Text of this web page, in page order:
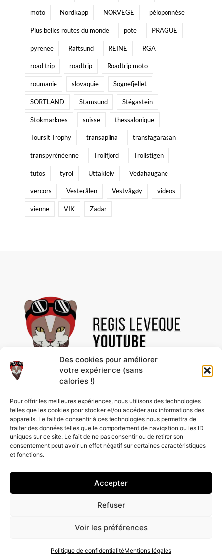
Des cookies pour améliorer
votre expérience (sans
calories !)
Pour offrir les meilleures expériences, nous utilisons des technologies
telles que les cookies pour stocker et/ou accéder aux informations des
appareils. Le fait de consentir à ces technologies nous permettra de
traiter des données telles que le comportement de navigation ou les ID
uniques sur ce site. Le fait de ne pas consentir ou de retirer son
consentement peut avoir un effet négatif sur certaines caractéristiques
et fonctions.
Accepter
Refuser
Voir les préférences
Politique de confidentialitéMentions légales
moto Nordkapp NORVEGE péloponnèse
Plus belles routes du monde pote PRAGUE
pyrenee Raftsund REINE RGA
road trip roadtrip Roadtrip moto
roumanie slovaquie Sognefjellet
SORTLAND Stamsund Stégastein
Stokmarknes suisse thessalonique
Toursit Trophy transapilna transfagarasan
transpyrénéenne Trollfjord Trollstigen
tutos tyrol Uttakleiv Vedahaugane
vercors Vesterålen Vestvågøy videos
vienne VIK Zadar
passionnants, rien que pour toi ! Abonne-toi à la
chaîne pour ne rien rater et profiter de nos
nouveautés en avant-première.